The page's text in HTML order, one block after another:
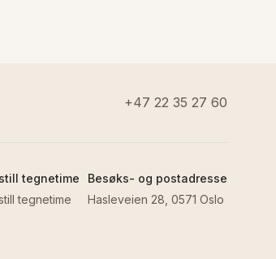
+47 22 35 27 60
tegnetime
tegnetime
Besøks- og postadresse
Hasleveien 28, 0571 Oslo